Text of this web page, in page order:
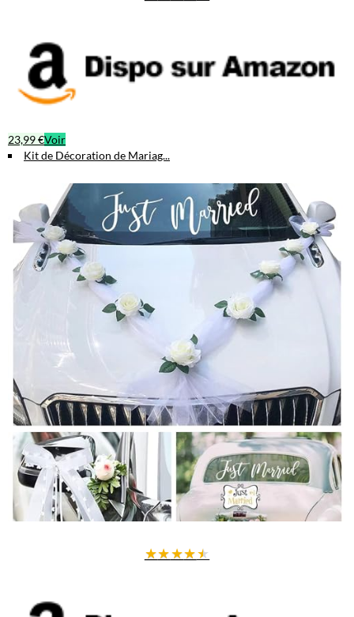
23,99 €Voir
Kit de Décoration de Mariag...
★★★★★